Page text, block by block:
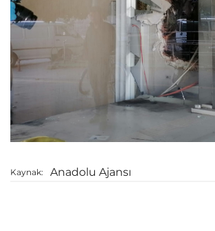
Kaynak: Anadolu Ajansı